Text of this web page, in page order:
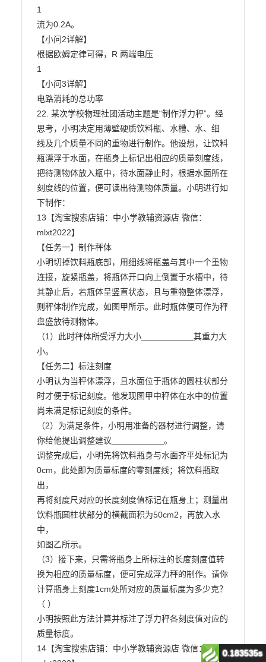
1
流为0.2A。
【小问2详解】
根据欧姆定律可得，R 两端电压
1
【小问3详解】
电路消耗的总功率
22. 某次学校物理社团活动主题是“制作浮力秤”。经
思考，小明决定用薄壁硬质饮料瓶、水槽、水、细
线及几个质量不同的重物进行制作。他设想，让饮料
瓶漂浮于水面，在瓶身上标记出相应的质量刻度线，
把待测物体放入瓶中，待水面静止时，根据水面所在
刻度线的位置，便可读出待测物体质量。小明进行如
下制作：
13【淘宝搜索店铺：中小学教辅资源店 微信：
mlxt2022】
【任务一】制作秤体
小明切掉饮料瓶底部，用细线将瓶盖与其中一个重物
连接，旋紧瓶盖，将瓶体开口向上倒置于水槽中，待
其静止后，若瓶体呈竖直状态，且与重物整体漂浮，
则秤体制作完成，如图甲所示。此时瓶体便可作为秤
盘盛放待测物体。
（1）此时秤体所受浮力大小___________其重力大
小。
【任务二】标注刻度
小明认为当秤体漂浮，且水面位于瓶体的圆柱状部分
时才便于标记刻度。他发现图甲中秤体在水中的位置
尚未满足标记刻度的条件。
（2）为满足条件，小明用准备的器材进行调整，请
你给他提出调整建议___________。
调整完成后，小明先将饮料瓶身与水面齐平处标记为
0cm，此处即为质量标度的零刻度线；将饮料瓶取
出，
再将刻度尺对应的长度刻度值标记在瓶身上；测量出
饮料瓶圆柱状部分的横截面积为50cm2，再放入水
中，
如图乙所示。
（3）接下来，只需将瓶身上所标注的长度刻度值转
换为相应的质量标度，便可完成浮力秤的制作。请你
计算瓶身上刻度1cm处所对应的质量标度为多少克？
（ ）
小明按照此方法计算并标注了浮力秤各刻度值对应的
质量标度。
14【淘宝搜索店铺：中小学教辅资源店 微信：
0.183535s